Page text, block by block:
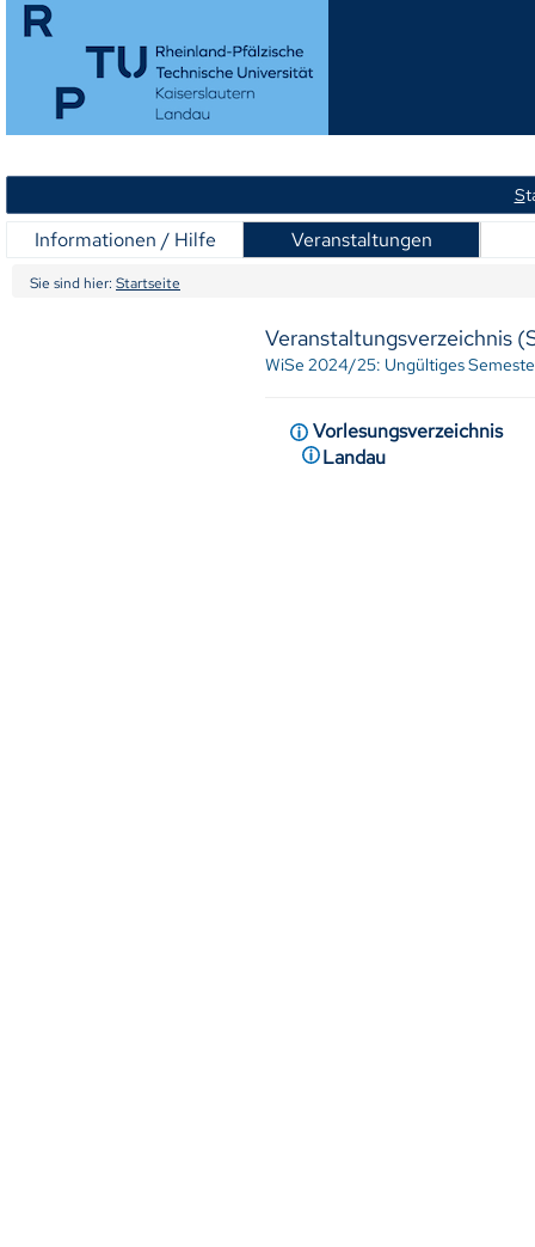
S
Informationen / Hilfe Veranstaltungen
Sie sind hier: Startseite
Veranstaltungsverzeichnis
WiSe 2024/25: Ungültiges
Vorlesungsverzeichnis
Landau